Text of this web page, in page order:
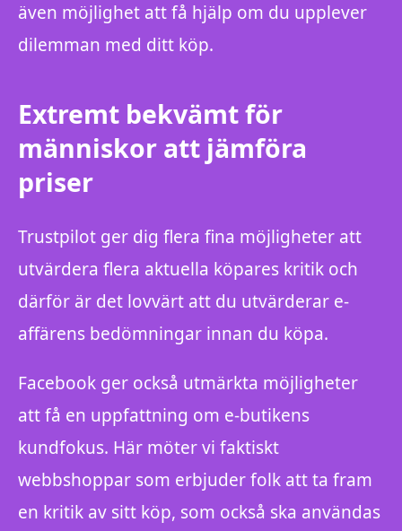
även möjlighet att få hjälp om du upplever
dilemman med ditt köp.
Extremt bekvämt för
människor att jämföra
priser
Trustpilot ger dig flera fina möjligheter att
utvärdera flera aktuella köpares kritik och
därför är det lovvärt att du utvärderar e-
affärens bedömningar innan du köpa.
Facebook ger också utmärkta möjligheter
att få en uppfattning om e-butikens
kundfokus. Här möter vi faktiskt
webbshoppar som erbjuder folk att ta fram
en kritik av sitt köp, som också ska användas